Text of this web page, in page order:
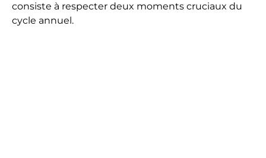
consiste à respecter deux moments cruciaux du
cycle annuel.